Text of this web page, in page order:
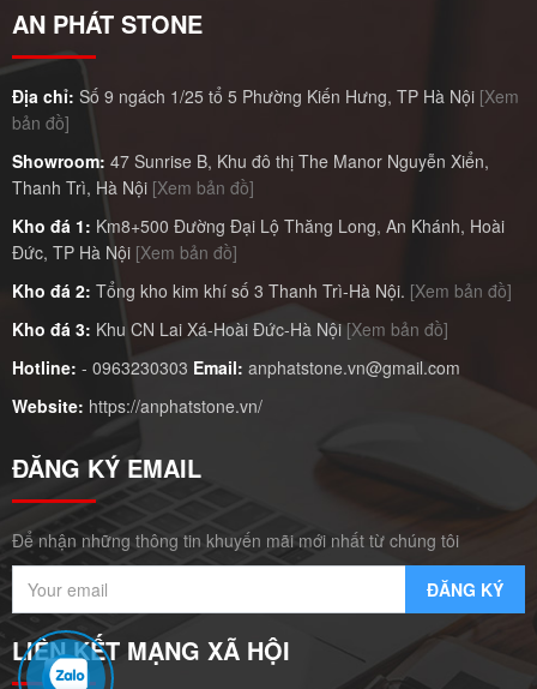
AN PHÁT STONE
Địa chỉ: Số 9 ngách 1/25 tổ 5 Phường Kiến Hưng, TP Hà Nội [Xem
bản đồ]
Showroom: 47 Sunrise B, Khu đô thị The Manor Nguyễn Xiển,
Thanh Trì, Hà Nội [Xem bản đồ]
Kho đá 1: Km8+500 Đường Đại Lộ Thăng Long, An Khánh, Hoài
Đức, TP Hà Nội [Xem bản đồ]
Kho đá 2: Tổng kho kim khí số 3 Thanh Trì-Hà Nội. [Xem bản đồ]
Kho đá 3: Khu CN Lai Xá-Hoài Đức-Hà Nội [Xem bản đồ]
Hotline: - 0963230303 Email: anphatstone.vn@gmail.com
Website: https://anphatstone.vn/
ĐĂNG KÝ EMAIL
Để nhận những thông tin khuyến mãi mới nhất từ chúng tôi
LIÊN KẾT MẠNG XÃ HỘI